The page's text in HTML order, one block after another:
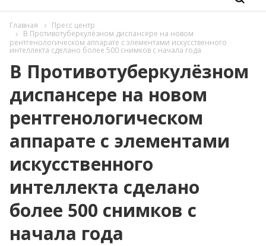
Главная
Пресс центр
В Противотуберкулёзном диспансере на новом
рентгенологическом аппарате с элементами искусственного
интеллекта сделано более 500 снимков с начала года
В Противотуберкулёзном
диспансере на новом
рентгенологическом
аппарате с элементами
искусственного
интеллекта сделано
более 500 снимков с
начала года